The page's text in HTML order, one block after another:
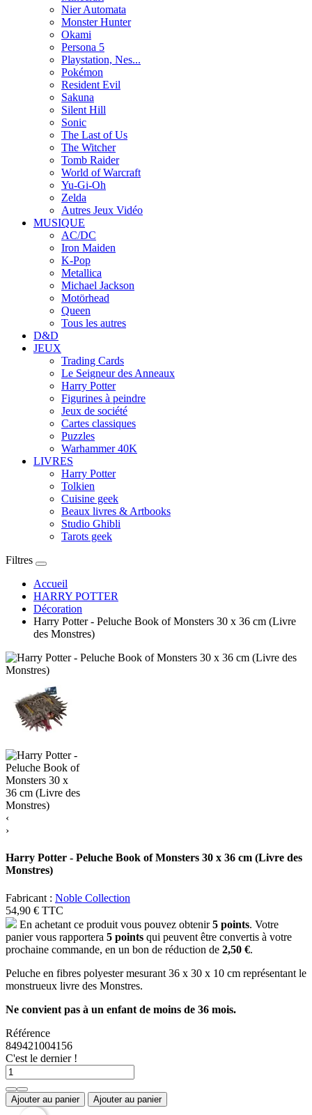
Nier Automata
Monster Hunter
Okami
Persona 5
Playstation, Nes...
Pokémon
Resident Evil
Sakuna
Silent Hill
Sonic
The Last of Us
The Witcher
Tomb Raider
World of Warcraft
Yu-Gi-Oh
Zelda
Autres Jeux Vidéo
MUSIQUE
AC/DC
Iron Maiden
K-Pop
Metallica
Michael Jackson
Motörhead
Queen
Tous les autres
D&D
JEUX
Trading Cards
Le Seigneur des Anneaux
Harry Potter
Figurines à peindre
Jeux de société
Cartes classiques
Puzzles
Warhammer 40K
LIVRES
Harry Potter
Tolkien
Cuisine geek
Beaux livres & Artbooks
Studio Ghibli
Tarots geek
Filtres
Accueil
HARRY POTTER
Décoration
Harry Potter - Peluche Book of Monsters 30 x 36 cm (Livre
des Monstres)
‹
›
Harry Potter - Peluche Book of Monsters 30 x 36 cm (Livre des
Monstres)
Fabricant : Noble Collection
54,90 € TTC
En achetant ce produit vous pouvez obtenir5 points. Votre
panier vous rapportera 5 points qui peuvent être convertis à votre
prochaine commande, en un bon de réduction de 2,50 €.
Peluche en fibres polyester mesurant 36 x 30 x 10 cm représentant le
monstrueux livre des Monstres.
Ne convient pas à un enfant de moins de 36 mois.
Référence
849421004156
C'est le dernier !
Ajouter au panier Ajouter au panier